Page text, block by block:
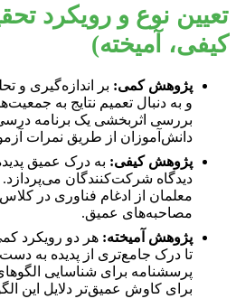
تعیین نوع و رویکرد
کیفی، آمیخته)
پژوهش کمی: بر اندازه‌گیری و
و به دنبال تعمیم نتایج به
بررسی اثربخشی یک برنامه
دانش‌آموزان از طریق نمرات
پژوهش کیفی: به درک عمیق
دیدگاه شرکت‌کنندگان
معلمان از ادغام فناوری در
مصاحبه‌های عمیق.
پژوهش آمیخته: هر دو رویکرد
تا درک جامع‌تری از پدیده به دست
پرسشنامه برای شناسایی
برای کاوش عمیق‌تر دلایل این